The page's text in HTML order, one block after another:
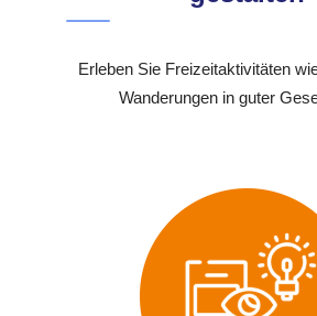
Erleben Sie Freizeitaktivitäten
Wanderungen in guter